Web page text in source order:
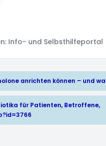
Info- und Selbsthilfeportal
anrichten können – und
für Patienten, Betroffene,